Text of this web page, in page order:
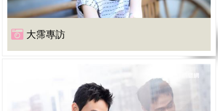
大霈專訪